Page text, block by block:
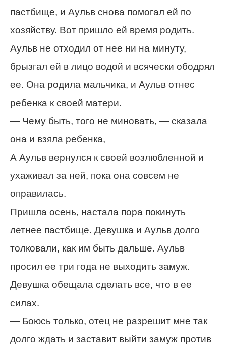
пастбище, и Аульв снова помогал ей по
хозяйству. Вот пришло ей время родить.
Аульв не отходил от нее ни на минуту,
брызгал ей в лицо водой и всячески ободрял
ее. Она родила мальчика, и Аульв отнес
ребенка к своей матери.
— Чему быть, того не миновать, — сказала
она и взяла ребенка,
А Аульв вернулся к своей возлюбленной и
ухаживал за ней, пока она совсем не
оправилась.
Пришла осень, настала пора покинуть
летнее пастбище. Девушка и Аульв долго
толковали, как им быть дальше. Аульв
просил ее три года не выходить замуж.
Девушка обещала сделать все, что в ее
силах.
— Боюсь только, отец не разрешит мне так
долго ждать и заставит выйти замуж против